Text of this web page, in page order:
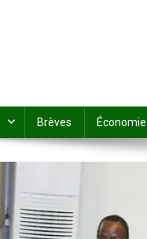
Brèves Économie